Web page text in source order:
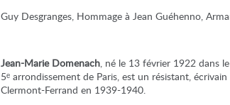
Guy Desgranges, Hommage à Jean Guéhenno,
Jean-Marie Domenach, né le 13 février 1922 dans
5ᵉ arrondissement de Paris, est un résistant,
Clermont-Ferrand en 1939-1940.